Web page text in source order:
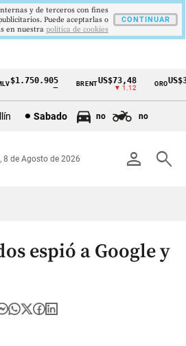
$1.750.905 BRENTUS$73,48
▼ 1.12
ORO
Sabado no no
person search
, 8 de Agosto de 2026
espió a Google y
y de terceros con fines
Puede aceptarlas o
en nuestra politica de cookies
CONTINUAR